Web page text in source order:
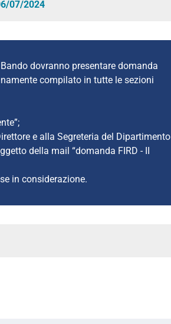
07/2024
dovranno presentare domanda
compilato in tutte le sezioni
e alla Segreteria del Dipartimento
della mail “domanda FIRD - II
in considerazione.